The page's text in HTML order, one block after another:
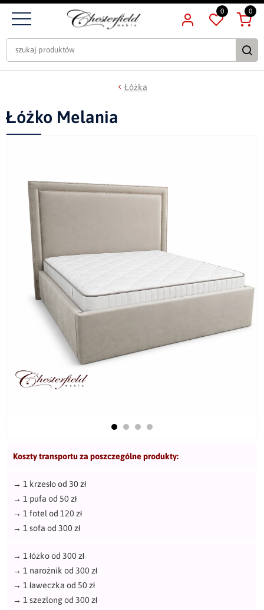
0 0
Łóżka
Łóżko Melania
Koszty transportu za poszczególne produkty:
→ 1 krzesło od 30 zł
→ 1 pufa od 50 zł
→ 1 fotel od 120 zł
→ 1 sofa od 300 zł
→ 1 łóżko od 300 zł
→ 1 narożnik od 300 zł
→ 1 ławeczka od 50 zł
→ 1 szezlong od 300 zł